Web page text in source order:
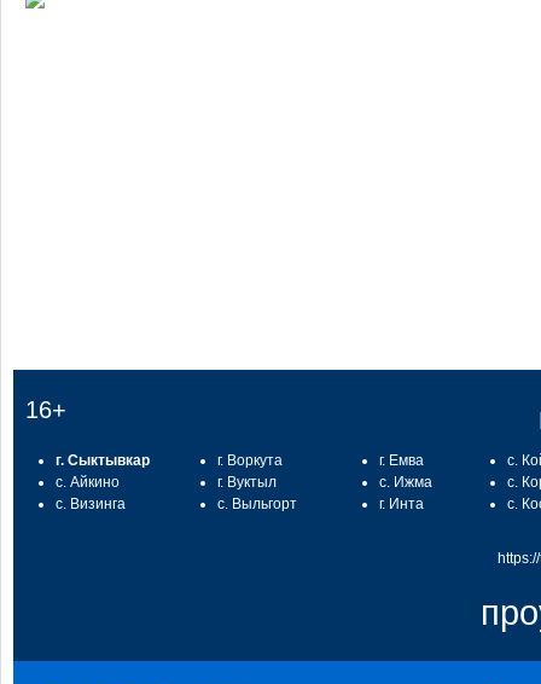
16+
г. Сыктывкар
с. Айкино
с. Визинга
г. Воркута
г. Вуктыл
с. Выльгорт
г. Емва
с. Ижма
г. Инта
с.
с.
с.